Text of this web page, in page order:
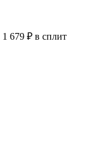
1 679 ₽ в сплит